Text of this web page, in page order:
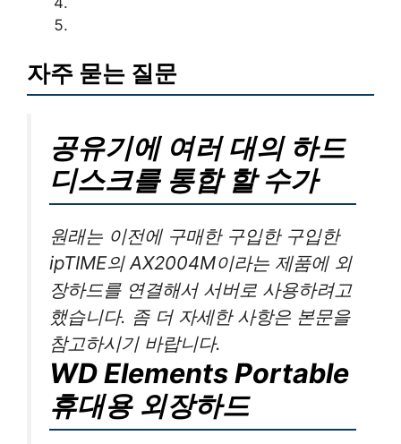
자주 묻는 질문
공유기에 여러 대의 하드
디스크를 통합 할 수가
원래는 이전에 구매한 구입한 구입한
ipTIME의 AX2004M이라는 제품에 외
장하드를 연결해서 서버로 사용하려고
했습니다. 좀 더 자세한 사항은 본문을
참고하시기 바랍니다.
WD Elements Portable
휴대용 외장하드